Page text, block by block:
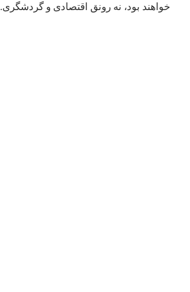
خواهند بود، نه رونق اقتصادی و گردشگری.